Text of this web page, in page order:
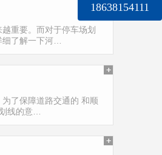
重要。而对于停车场划
了解一下河…
了保障道路交通的 和顺
线的意…
18638154111